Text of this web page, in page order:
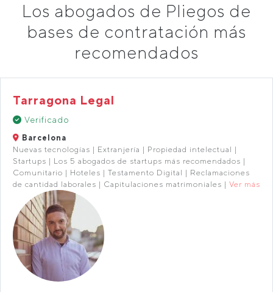
Los abogados de Pliegos de
bases de contratación más
recomendados
Tarragona Legal
Verificado
Barcelona
Nuevas tecnologías | Extranjería | Propiedad intelectual |
Startups | Los 5 abogados de startups más recomendados |
Comunitario | Hoteles | Testamento Digital | Reclamaciones
de cantidad laborales | Capitulaciones matrimoniales | Ver más